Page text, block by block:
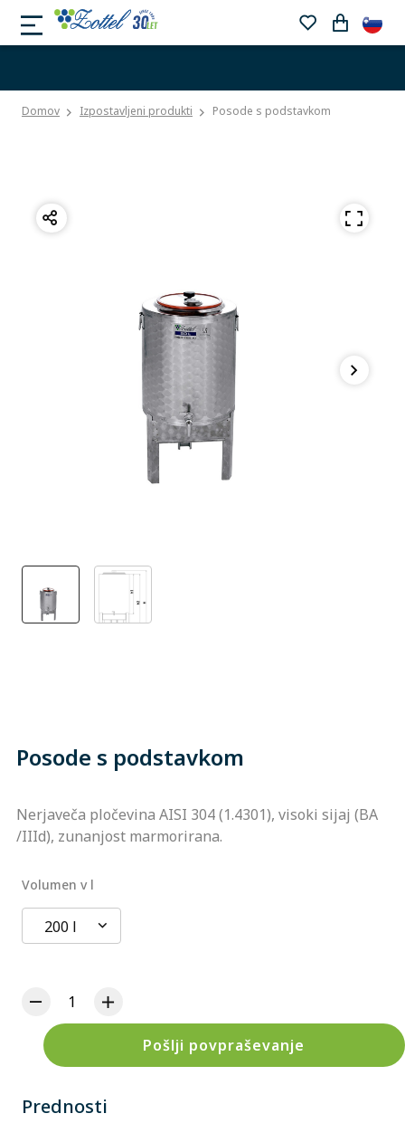
Domov Izpostavljeni produkti Posode s podstavkom
Posode s podstavkom
Nerjaveča pločevina AISI 304 (1.4301), visoki sijaj (BA
/IIId), zunanjost marmorirana.
Volumen v l
200 l
Pošlji povpraševanje
Prednosti